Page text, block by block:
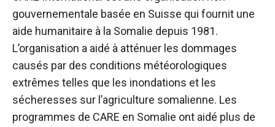
gouvernementale basée en Suisse qui fournit une
aide humanitaire à la Somalie depuis 1981.
L’organisation a aidé à atténuer les dommages
causés par des conditions météorologiques
extrêmes telles que les inondations et les
sécheresses sur l’agriculture somalienne. Les
programmes de CARE en Somalie ont aidé plus de